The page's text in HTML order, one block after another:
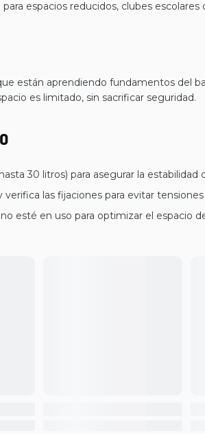
espacios reducidos, clubes escolares
están aprendiendo fundamentos del
es limitado, sin sacrificar seguridad.
30 litros) para asegurar la estabilidad
verifica las fijaciones para evitar
esté en uso para optimizar el